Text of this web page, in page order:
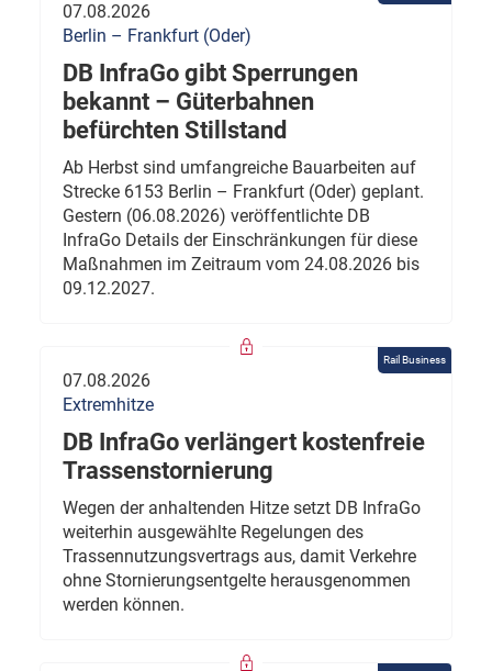
07.08.2026
Berlin – Frankfurt (Oder)
DB InfraGo gibt Sperrungen
bekannt – Güterbahnen
befürchten Stillstand
Ab Herbst sind umfangreiche Bauarbeiten auf
Strecke 6153 Berlin – Frankfurt (Oder) geplant.
Gestern (06.08.2026) veröffentlichte DB
InfraGo Details der Einschränkungen für diese
Maßnahmen im Zeitraum vom 24.08.2026 bis
09.12.2027.
Rail Business
07.08.2026
Extremhitze
DB InfraGo verlängert kostenfreie
Trassenstornierung
Wegen der anhaltenden Hitze setzt DB InfraGo
weiterhin ausgewählte Regelungen des
Trassennutzungsvertrags aus, damit Verkehre
ohne Stornierungsentgelte herausgenommen
werden können.